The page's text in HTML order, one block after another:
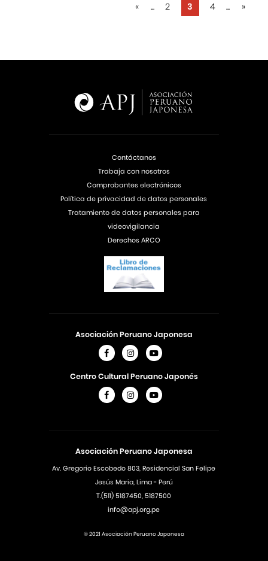
« ... 2 3 4 ... »
Asociación Peruano Japonesa
Av. Gregorio Escobedo 803, Residencial San Felipe
Jesús Maria, Lima - Perú
T.(511) 5187450, 5187500
info@apj.org.pe
Asociación Peruano Japonesa
Centro Cultural Peruano Japonés
Contáctanos
Trabaja con nosotros
Comprobantes electrónicos
Política de privacidad de datos personales
Tratamiento de datos personales para
videovigilancia
Derechos ARCO
© 2021 Asociación Peruano Japonesa